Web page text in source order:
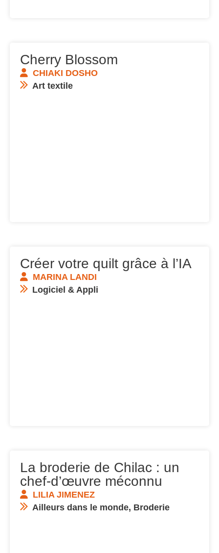
Cherry Blossom
CHIAKI DOSHO
Art textile
Créer votre quilt grâce à l’IA
MARINA LANDI
Logiciel & Appli
La broderie de Chilac : un
chef-d’œuvre méconnu
LILIA JIMENEZ
Ailleurs dans le monde, Broderie